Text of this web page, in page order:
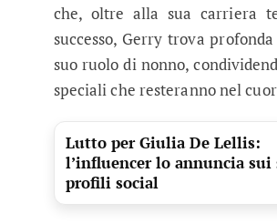
che, oltre alla sua carriera
successo, Gerry trova
suo ruolo di nonno,
speciali che resteranno nel
Lutto per Giulia De Lellis:
l’influencer lo annuncia sui
profili social